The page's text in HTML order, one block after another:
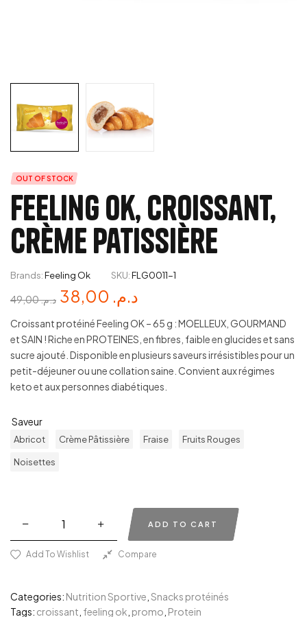
OUT OF STOCK
Feeling Ok, Croissant,
Crème patissière
Brands:Feeling Ok SKU:FLG0011-1
د.م.49,00 د.م.
Croissant protéiné Feeling OK – 65 g : MOELLEUX, GOURMAND
et SAIN ! Riche en PROTEINES, en fibres, faible en glucides et sans
sucre ajouté. Disponible en plusieurs saveurs irrésistibles pour un
petit-déjeuner ou une collation saine. Convient aux régimes
keto et aux personnes diabétiques.
Saveur
Abricot Crème Pâtissière Fraise Fruits Rouges
Noisettes
ADD TO CART
Add To Wishlist Compare
Categories: Nutrition Sportive Snacks protéinés
Tags: croissant feeling ok promo Protein